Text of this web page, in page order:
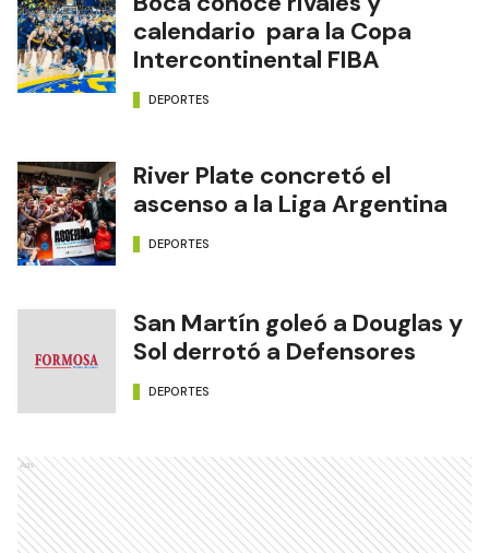
calendario para la Copa
Intercontinental FIBA
DEPORTES
River Plate concretó el
ascenso a la Liga Argentina
DEPORTES
San Martín goleó a Douglas y
Sol derrotó a Defensores
DEPORTES
Ads